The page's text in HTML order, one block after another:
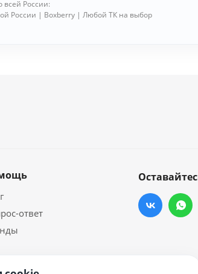
всей России:
России | Boxberry | Любой ТК на выбор
ответ